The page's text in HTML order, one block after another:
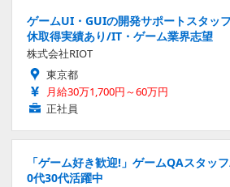
ゲームUI・GUIの開発サポートスタッ
休取得実績あり/IT・ゲーム業界志望
株式会社RIOT
東京都
月給30万1,700円～60万円
正社員
「ゲーム好き歓迎!」ゲームQAスタッ
0代30代活躍中